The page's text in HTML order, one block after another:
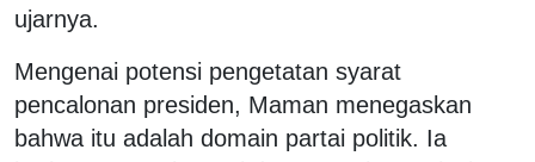
ujarnya.
Mengenai potensi pengetatan syarat
pencalonan presiden, Maman menegaskan
bahwa itu adalah domain partai politik. Ia